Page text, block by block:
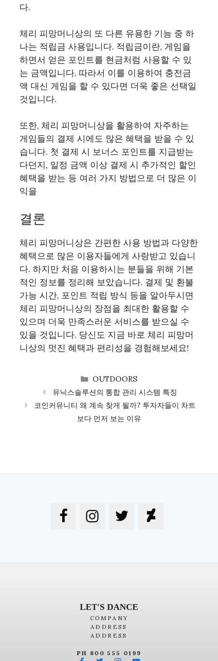
다.
체리 피망머니상의 또 다른 유용한 기능 중 하
나는 적립금 사용입니다. 적립금이란, 게임을
하면서 얻은 포인트를 현금처럼 사용할 수 있
는 금액입니다. 따라서 이를 이용하여 충전금
액 대신 게임을 할 수 있다면 더욱 좋은 선택일
것입니다.
또한, 체리 피망머니상을 활용하여 자주하는
게임들의 결제 시에도 많은 혜택을 받을 수 있
습니다. 첫 결제 시 보너스 포인트를 지급받는
다던지, 일정 금액 이상 결제 시 추가적인 할인
혜택을 받는 등 여러 가지 방법으로 더 많은 이
익을
결론
체리 피망머니상은 간편한 사용 방법과 다양한
혜택으로 많은 이용자들에게 사랑받고 있습니
다. 하지만 처음 이용하시는 분들을 위해 기본
적인 정보를 정리해 보았습니다. 결제 및 환불
가능 시간, 포인트 적립 방식 등을 알아두시면
체리 피망머니상의 장점을 최대한 활용할 수
있으며 더욱 만족스러운 서비스를 받으실 수
있을 것입니다. 당신도 지금 바로 체리 피망머
니상의 멋진 혜택과 편리성을 경험해보세요!
CATEGORIES
OUTDOORS
유닉스솔루션의 통합 관리 시스템 특징
코인커뮤니티 왜 계속 찾게 될까? 투자자들이 차트
보다 먼저 보는 이유
LET'S DANCE
COMPANY
ADDRESS
ADDRESS
PH 800 555 0199